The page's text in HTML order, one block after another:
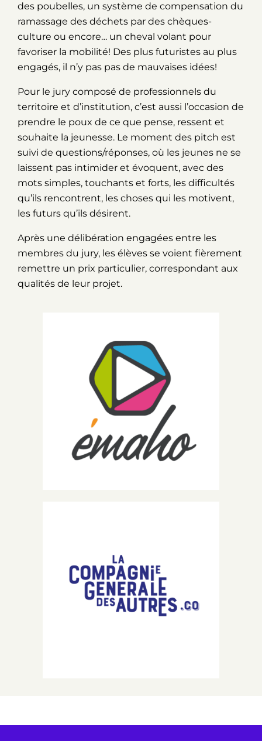
des poubelles, un système de compensation du
ramassage des déchets par des chèques-
culture ou encore… un cheval volant pour
favoriser la mobilité! Des plus futuristes au plus
engagés, il n’y pas pas de mauvaises idées!
Pour le jury composé de professionnels du
territoire et d’institution, c’est aussi l’occasion de
prendre le poux de ce que pense, ressent et
souhaite la jeunesse. Le moment des pitch est
suivi de questions/réponses, où les jeunes ne se
laissent pas intimider et évoquent, avec des
mots simples, touchants et forts, les difficultés
qu’ils rencontrent, les choses qui les motivent,
les futurs qu’ils désirent.
Après une délibération engagées entre les
membres du jury, les élèves se voient fièrement
remettre un prix particulier, correspondant aux
qualités de leur projet.